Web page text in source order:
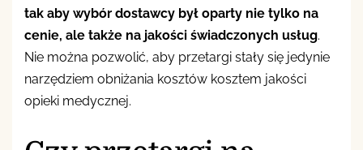
tak aby wybór dostawcy był oparty nie tylko na
cenie, ale także na jakości świadczonych usług.
Nie można pozwolić, aby przetargi stały się jedynie
narzędziem obniżania kosztów kosztem jakości
opieki medycznej.